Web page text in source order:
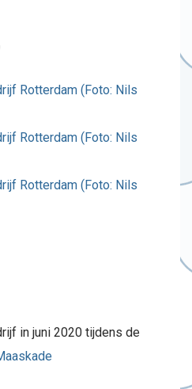
in juni 2020 tijdens de